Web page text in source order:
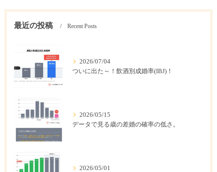
最近の投稿 Recent Posts
2026/07/04
ついに出た～！飲酒別成婚率(IBJ)！
2026/05/15
データで見る歳の差婚の確率の低さ。
2026/05/01